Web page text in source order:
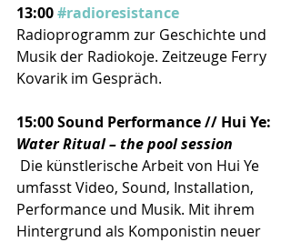
13:00 #radioresistance
Radioprogramm zur Geschichte und
Musik der Radiokoje. Zeitzeuge Ferry
Kovarik im Gespräch.
15:00 Sound Performance // Hui Ye:
Water Ritual – the pool session
umfasst Video, Sound, Installation,
Performance und Musik. Mit ihrem
Hintergrund als Komponistin neuer